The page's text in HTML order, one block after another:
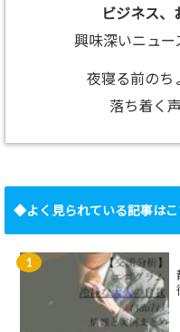
ビジネス、
興味深いニュー
夜寝る前のち
落ち着く
◆よく見られている記事は